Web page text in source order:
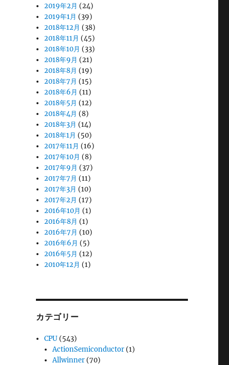
2019年2月 (24)
2019年1月 (39)
2018年12月 (38)
2018年11月 (45)
2018年10月 (33)
2018年9月 (21)
2018年8月 (19)
2018年7月 (15)
2018年6月 (11)
2018年5月 (12)
2018年4月 (8)
2018年3月 (14)
2018年1月 (50)
2017年11月 (16)
2017年10月 (8)
2017年9月 (37)
2017年7月 (11)
2017年3月 (10)
2017年2月 (17)
2016年10月 (1)
2016年8月 (1)
2016年7月 (10)
2016年6月 (5)
2016年5月 (12)
2010年12月 (1)
カテゴリー
CPU (543)
ActionSemiconductor (1)
Allwinner (70)